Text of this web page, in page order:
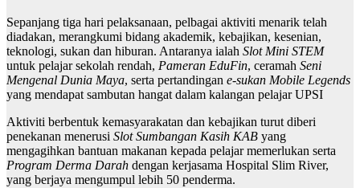
Sepanjang tiga hari pelaksanaan, pelbagai aktiviti menarik telah
diadakan, merangkumi bidang akademik, kebajikan, kesenian,
teknologi, sukan dan hiburan. Antaranya ialah Slot Mini STEM
untuk pelajar sekolah rendah, Pameran EduFin, ceramah Seni
Mengenal Dunia Maya, serta pertandingan e-sukan Mobile Legends
yang mendapat sambutan hangat dalam kalangan pelajar UPSI
Aktiviti berbentuk kemasyarakatan dan kebajikan turut diberi
penekanan menerusi Slot Sumbangan Kasih KAB yang
mengagihkan bantuan makanan kepada pelajar memerlukan serta
Program Derma Darah dengan kerjasama Hospital Slim River,
yang berjaya mengumpul lebih 50 penderma.